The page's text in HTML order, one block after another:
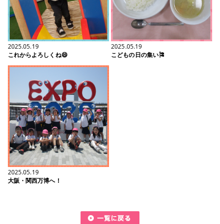
2025.05.19
これからよろしくね😄
2025.05.19
こどもの日の集い🎏
2025.05.19
大阪・関西万博へ！